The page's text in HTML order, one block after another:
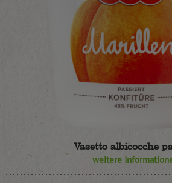
Vasetto albicocche
weitere